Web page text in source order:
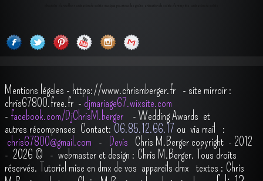
Mentions légales - https://www.chrismberger.fr - site mirroir :
chris67800.free.fr - djmariage67.wixsite.com
- facebook.com/DjChrisM.berger - Wedding Awards et
autres récompenses Contact: O6.85.12.66.17 ou via mail :
chris67800@gmail.com - Devis Chris M.Berger copyright - 2012
- 2026 © - webmaster et design : Chris M.Berger. Tous droits
réservés. Tutoriel mise en dmx de vos appareils dmx textes : Chris